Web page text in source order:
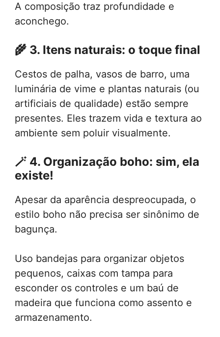
A composição traz profundidade e
aconchego.
🌾 3. Itens naturais: o toque final
Cestos de palha, vasos de barro, uma
luminária de vime e plantas naturais (ou
artificiais de qualidade) estão sempre
presentes. Eles trazem vida e textura ao
ambiente sem poluir visualmente.
🪄 4. Organização boho: sim, ela
existe!
Apesar da aparência despreocupada, o
estilo boho não precisa ser sinônimo de
bagunça.
Uso bandejas para organizar objetos
pequenos, caixas com tampa para
esconder os controles e um baú de
madeira que funciona como assento e
armazenamento.